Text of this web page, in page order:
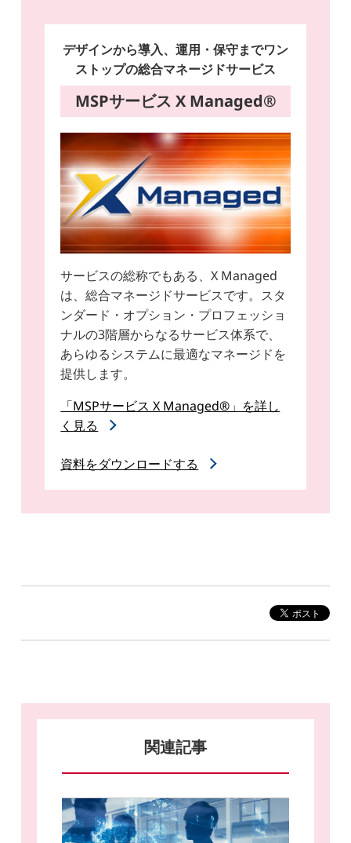
デザインから導入、運用・保守までワン
ストップの総合マネージドサービス
MSPサービス X Managed®
サービスの総称でもある、X Managed
は、総合マネージドサービスです。スタ
ンダード・オプション・プロフェッショ
ナルの3階層からなるサービス体系で、
あらゆるシステムに最適なマネージドを
提供します。
「MSPサービス X Managed®」を詳し
く見る
資料をダウンロードする
関連記事